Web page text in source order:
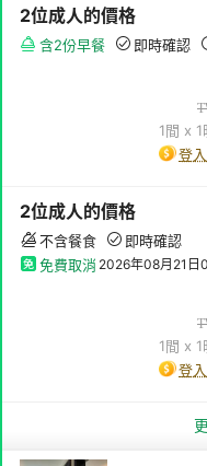
2位成人的價格
含2份早餐
即時確認
1間 x 1
登入
2位成人的價格
不含餐食
即時確認
免費取消 2026年08月21日
1間 x 1
登入